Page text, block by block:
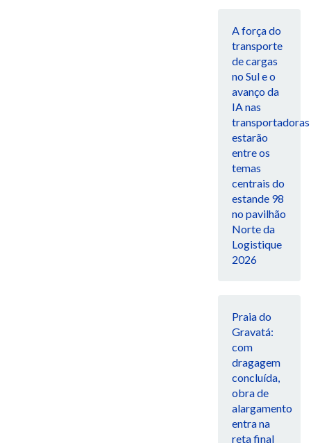
A força do
transporte
de cargas
no Sul e o
avanço da
IA nas
transportadoras
estarão
entre os
temas
centrais do
estande 98
no pavilhão
Norte da
Logistique
2026
Praia do
Gravatá:
com
dragagem
concluída,
obra de
alargamento
entra na
reta final